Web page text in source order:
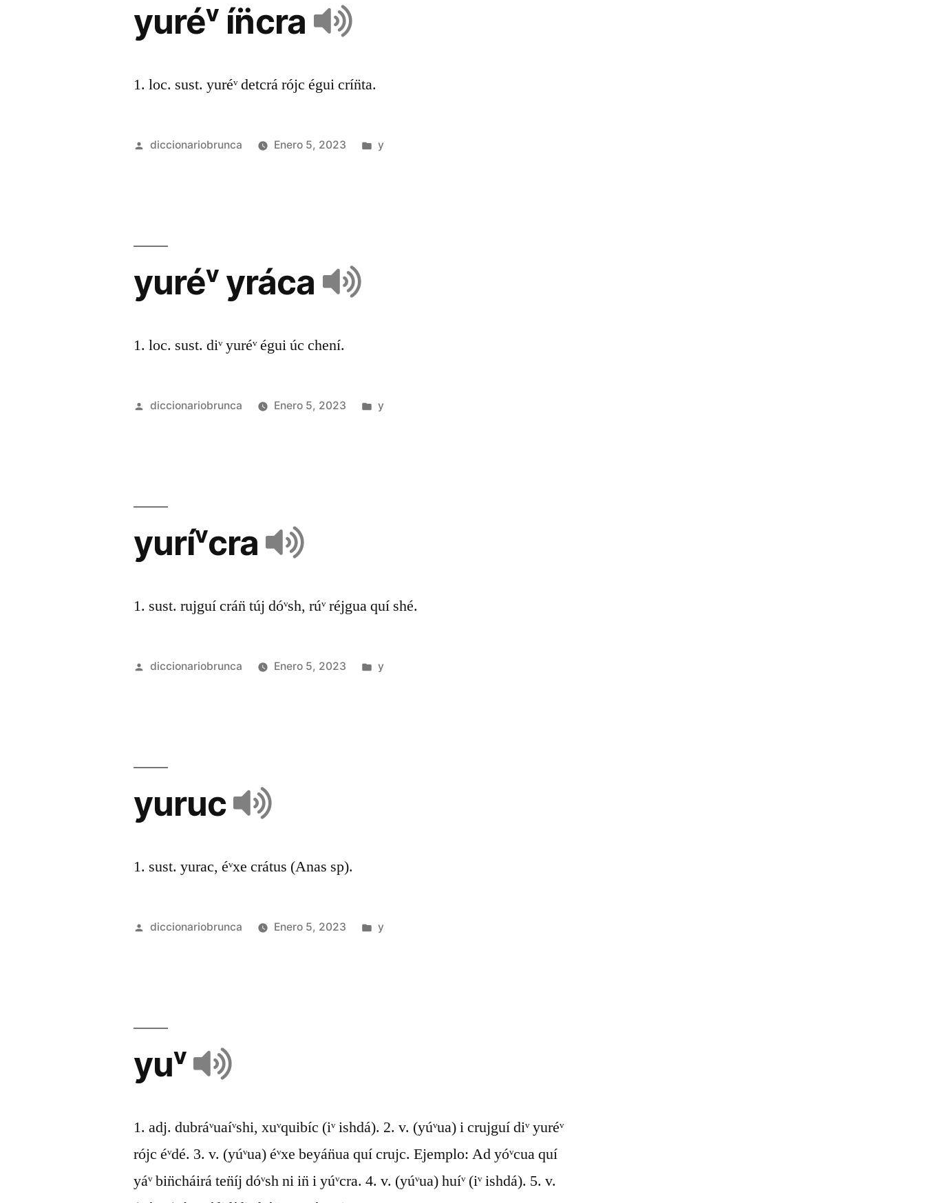
yuréᵛ ín̈cra
1. loc. sust. yuréᵛ detcrá rójc égui crín̈ta.
diccionariobrunca Enero 5, 2023 y
yuréᵛ yráca
1. loc. sust. diᵛ yuréᵛ égui úc chení.
diccionariobrunca Enero 5, 2023 y
yuríᵛcra
1. sust. rujguí crán̈ túj dóᵛsh, rúᵛ réjgua quí shé.
diccionariobrunca Enero 5, 2023 y
yuruc
1. sust. yurac, éᵛxe crátus (Anas sp).
diccionariobrunca Enero 5, 2023 y
yuᵛ
1. adj. dubráᵛuaíᵛshi, xuᵛquibíc (iᵛ ishdá). 2. v. (yúᵛua) i crujguí diᵛ yuréᵛ
rójc éᵛdé. 3. v. (yúᵛua) éᵛxe beyán̈ua quí crujc. Ejemplo: Ad yóᵛcua quí
yáᵛ bin̈cháirá ten̈íj dóᵛsh ni in̈ i yúᵛcra. 4. v. (yúᵛua) huíᵛ (iᵛ ishdá). 5. v.